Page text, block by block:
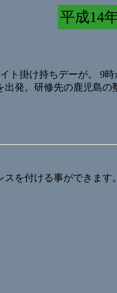
平成14
ト掛け持ちデーが。 9
発。研修先の鹿児島
スを付ける事ができます